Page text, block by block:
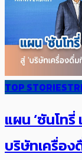
TOP STORIES
แผน ‘ซันโทรี่
บริษัทเครื่อ